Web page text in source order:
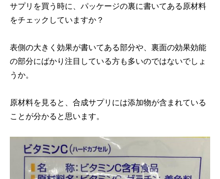
サプリを買う時に、パッケージの裏に書いてある原材料
をチェックしていますか？
表側の大きく効果が書いてある部分や、裏面の効果効能
の部分にばかり注目している方も多いのではないでしょ
うか。
原材料を見ると、合成サプリには添加物が含まれている
ことが分かると思います。